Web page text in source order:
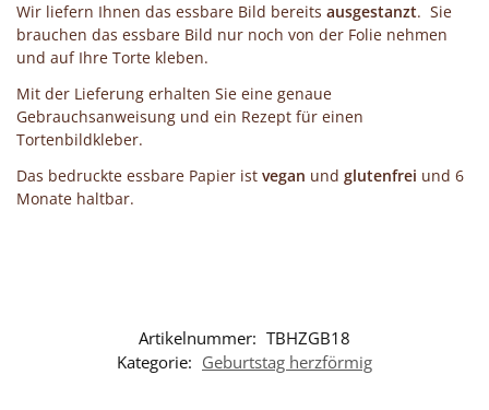
Wir liefern Ihnen das essbare Bild bereits ausgestanzt. Sie
brauchen das essbare Bild nur noch von der Folie nehmen
und auf Ihre Torte kleben.
Mit der Lieferung erhalten Sie eine genaue
Gebrauchsanweisung und ein Rezept für einen
Tortenbildkleber.
Das bedruckte essbare Papier ist vegan und glutenfrei und 6
Monate haltbar.
Artikelnummer: TBHZGB18
Kategorie: Geburtstag herzförmig